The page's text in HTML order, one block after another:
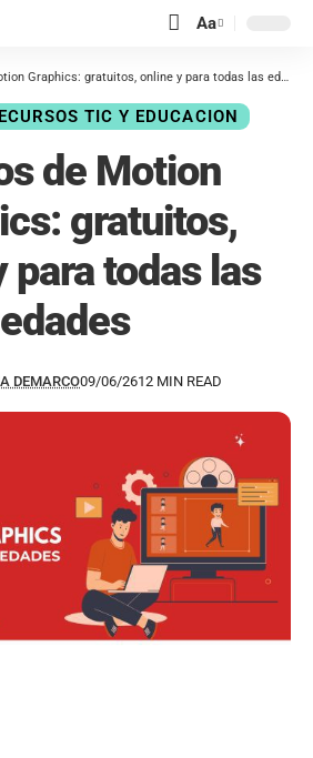
Aa
Graphics: gratuitos, online y para todas las edades
TIC Y EDUCACION
de Motion
gratuitos,
para todas las
edades
DEMARCO09/06/2612 MIN READ